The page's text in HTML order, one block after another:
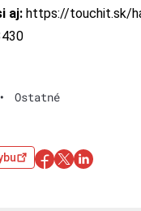
aj: https://touchit.sk/
• Ostatné